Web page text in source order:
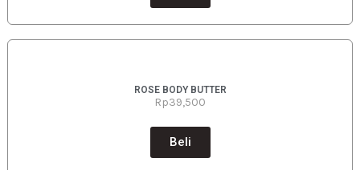
ROSE BODY BUTTER
Rp39,500
Beli